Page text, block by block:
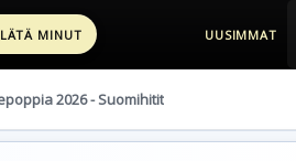
MINUT UUSIMMAT
2026 - Suomihitit